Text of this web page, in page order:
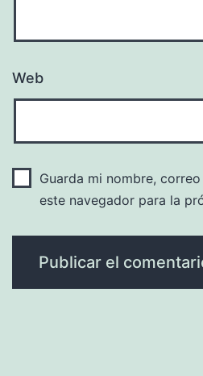
Web
Guarda mi nombre,
este navegador para la